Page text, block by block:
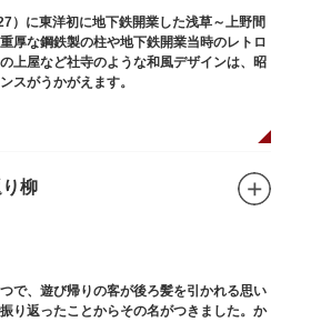
）に東洋初に地下鉄開業した浅草～上野間
厚な鋼鉄製の柱や地下鉄開業当時のレトロ
上屋など社寺のような和風デザインは、昭
スがうかがえます。
り柳
で、遊び帰りの客が後ろ髪を引かれる思い
り返ったことからその名がつきました。か